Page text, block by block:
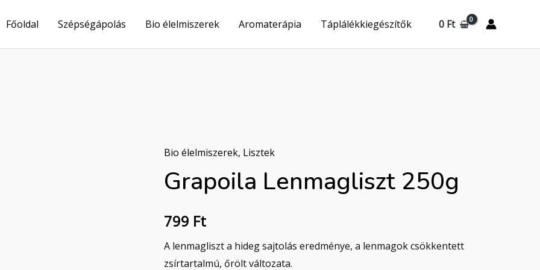
Főoldal Szépségápolás Bio élelmiszerek Aromaterápia Táplálékkiegészítők 0 Ft
Bio élelmiszerek, Lisztek
Grapoila Lenmagliszt 250g
799 Ft
A lenmagliszt a hideg sajtolás eredménye, a lenmagok csökkentett
zsírtartalmú, őrölt változata.